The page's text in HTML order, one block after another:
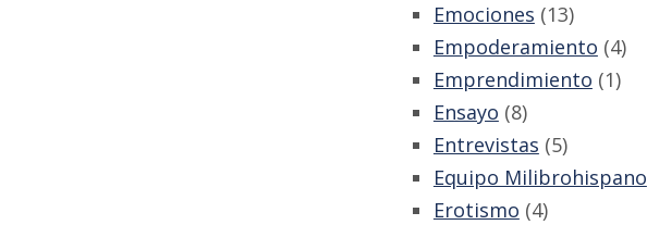
Emociones (13)
Empoderamiento (4)
Emprendimiento (1)
Ensayo (8)
Entrevistas (5)
Equipo Milibrohispano
Erotismo (4)